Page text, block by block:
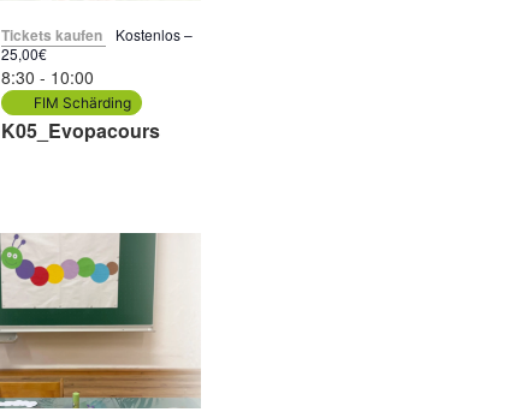
K05_Evopacours
8:30 - 10:00
FIM Schärding
Tickets kaufen
Kostenlos –
25,00€